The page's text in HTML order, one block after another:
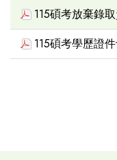
115碩考放棄錄
115碩考學歷證